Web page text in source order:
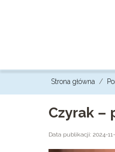
Strona główna /
Czyrak –
Data publikacji: 2024-